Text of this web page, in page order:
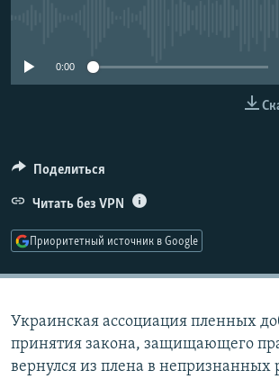
0:00
Поделиться
Читать без VPN
Приоритетный источник в Google
Украинская ассоциация пленных
принятия закона, защищающего
вернулся из плена в непризнанных